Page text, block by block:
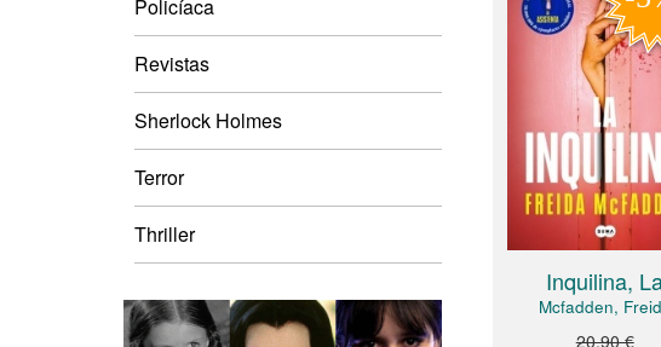
Policíaca
Revistas
Sherlock Holmes
Terror
Thriller
Inquilina,
Mcfadden,
20,90 €